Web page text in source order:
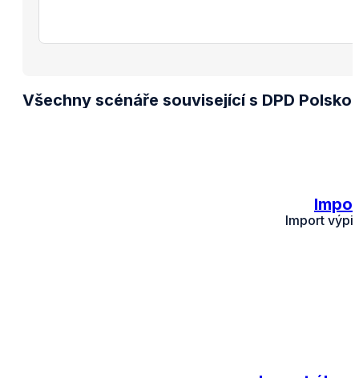
Všechny scénáře související s DPD Polsko
Import